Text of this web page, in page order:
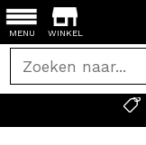
WINKEL
MENU